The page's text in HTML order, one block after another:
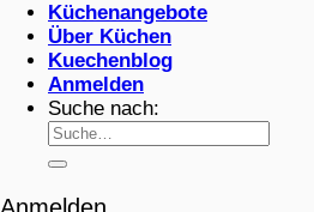
Küchenangebote
Über Küchen
Kuechenblog
Anmelden
Suche nach: